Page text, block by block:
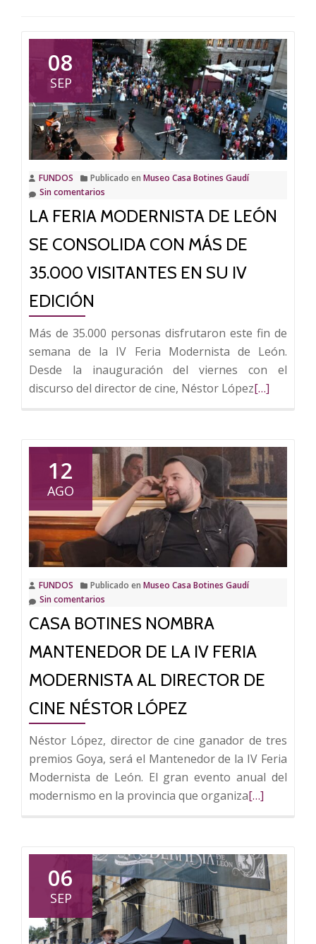
08
SEP
FUNDOS Publicado en Museo Casa Botines Gaudí
Sin comentarios
LA FERIA MODERNISTA DE LEÓN
SE CONSOLIDA CON MÁS DE
35.000 VISITANTES EN SU IV
EDICIÓN
Más de 35.000 personas disfrutaron este fin de
semana de la IV Feria Modernista de León.
Desde la inauguración del viernes con el
discurso del director de cine, Néstor LópezLeer
Feria
Modernista
de
León
se
consolida
con
visitantes
en
su
[…]
12
AGO
FUNDOS Publicado en Museo Casa Botines Gaudí
Sin comentarios
CASA BOTINES NOMBRA
MANTENEDOR DE LA IV FERIA
MODERNISTA AL DIRECTOR DE
CINE NÉSTOR LÓPEZ
Néstor López, director de cine ganador de tres
premios Goya, será el Mantenedor de la IV Feria
Modernista de León. El gran evento anual del
modernismo en la provincia que organizaLeer
Botines
nombra
mantenedor
de
[…]
06
SEP